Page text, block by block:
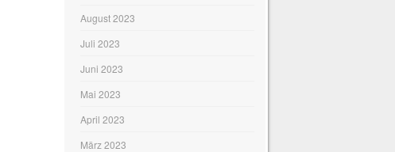
August 2023
Juli 2023
Juni 2023
Mai 2023
April 2023
März 2023